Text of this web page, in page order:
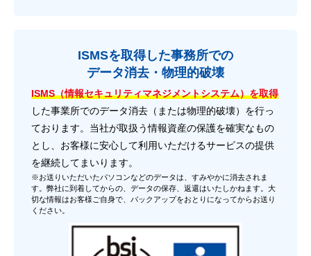
ISMSを取得した事務所での
データ消去・物理的破壊
ISMS（情報セキュリティマネジメントシステム）を取得
した事業所でのデータ消去（または物理的破壊）を行っ
ております。当社が取扱う情報資産の保護を確実なもの
とし、お客様に安心して利用いただけるサービスの提供
を継続してまいります。
※お送りいただいたパソコンなどのデータは、すみやかに消去されま
す。弊社に到着してからの、データの保存、返還はいたしかねます。大
切な情報はお客様ご自身で、バックアップをおとりになってからお送り
ください。